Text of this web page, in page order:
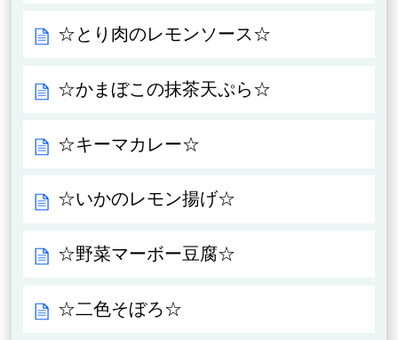
☆とり肉のレモンソース☆
☆かまぼこの抹茶天ぷら☆
☆キーマカレー☆
☆いかのレモン揚げ☆
☆野菜マーボー豆腐☆
☆二色そぼろ☆